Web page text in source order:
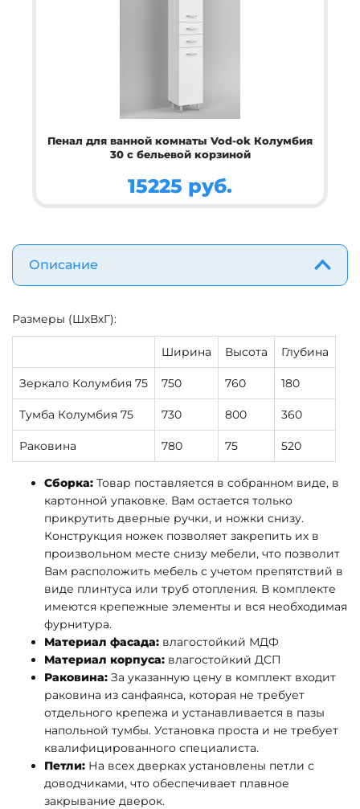
Пенал для ванной комнаты Vod-ok Колумбия
30 с бельевой корзиной
15225 руб.
Описание
Размеры (ШхВхГ):
Ширина Высота Глубина
Зеркало Колумбия 75 750 760 180
Тумба Колумбия 75 730 800 360
Раковина 780 75 520
Сборка: Товар поставляется в собранном виде, в
картонной упаковке. Вам остается только
прикрутить дверные ручки, и ножки снизу.
Конструкция ножек позволяет закрепить их в
произвольном месте снизу мебели, что позволит
Вам расположить мебель с учетом препятствий в
виде плинтуса или труб отопления. В комплекте
имеются крепежные элементы и вся необходимая
фурнитура.
Материал фасада: влагостойкий МДФ
Материал корпуса: влагостойкий ДСП
Раковина: За указанную цену в комплект входит
раковина из санфаянса, которая не требует
отдельного крепежа и устанавливается в пазы
напольной тумбы. Установка проста и не требует
квалифицированного специалиста.
Петли: На всех дверках установлены петли с
доводчиками, что обеспечивает плавное
закрывание дверок.